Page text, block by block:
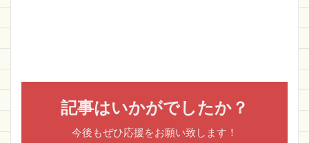
記事はいかがでしたか？
今後もぜひ応援をお願い致します！